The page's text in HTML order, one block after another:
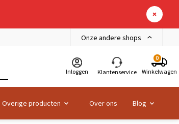
Onze andere shops
Inloggen Klantenservice
0
Winkelwagen
Overige producten Over ons Blog